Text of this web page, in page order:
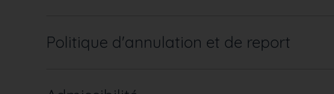
Politique d'annulation et de report